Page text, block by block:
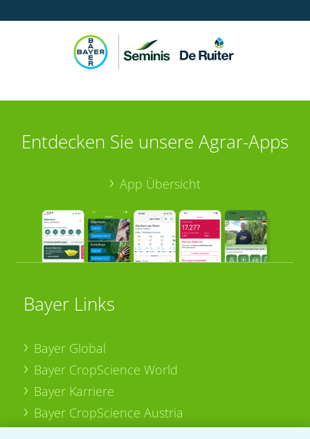
Entdecken Sie unsere Agrar-Apps
App Übersicht
Bayer Links
Bayer Global
Bayer CropScience World
Bayer Karriere
Bayer CropScience Austria